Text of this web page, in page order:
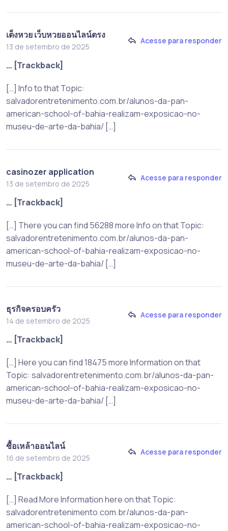
เต็งหวย เว็บหวยออนไลน์ตรง
13 de setembro de 2025
Acesse para responder
… [Trackback]
[…] Info to that Topic:
salvadorentretenimento.com.br/alunos-da-pan-
american-school-of-bahia-realizam-exposicao-no-
museu-de-arte-da-bahia/ […]
casinozer application
13 de setembro de 2025
Acesse para responder
… [Trackback]
[…] There you can find 56288 more Info on that Topic:
salvadorentretenimento.com.br/alunos-da-pan-
american-school-of-bahia-realizam-exposicao-no-
museu-de-arte-da-bahia/ […]
ธุรกิจครอบครัว
14 de setembro de 2025
Acesse para responder
… [Trackback]
[…] Here you can find 18475 more Information on that
Topic: salvadorentretenimento.com.br/alunos-da-pan-
american-school-of-bahia-realizam-exposicao-no-
museu-de-arte-da-bahia/ […]
ซื้อเหล้าออนไลน์
16 de setembro de 2025
Acesse para responder
… [Trackback]
[…] Read More Information here on that Topic:
salvadorentretenimento.com.br/alunos-da-pan-
american-school-of-bahia-realizam-exposicao-no-